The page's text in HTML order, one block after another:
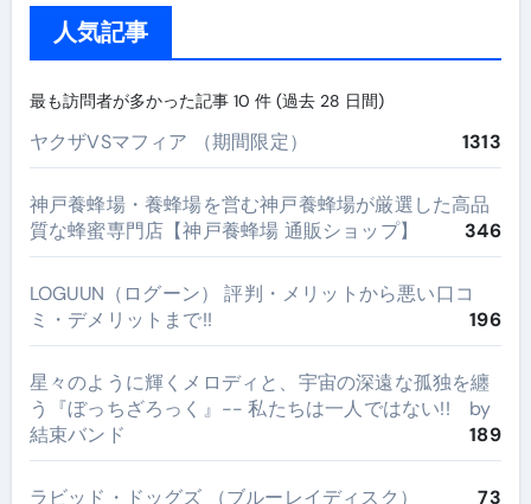
人気記事
最も訪問者が多かった記事 10 件 (過去 28 日間)
ヤクザVSマフィア （期間限定） 1313
神戸養蜂場・養蜂場を営む神戸養蜂場が厳選した高品
質な蜂蜜専門店【神戸養蜂場 通販ショップ】
346
LOGUUN（ログーン） 評判・メリットから悪い口コ
ミ・デメリットまで!!
196
星々のように輝くメロディと、宇宙の深遠な孤独を纏
う『ぼっちざろっく』-- 私たちは一人ではない!! by
結束バンド
189
ラビッド・ドッグズ （ブルーレイディスク） 73